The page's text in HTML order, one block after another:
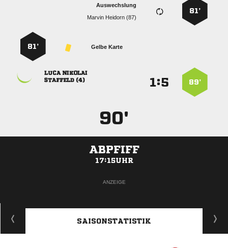
81’
Auswechslung
  
Gelbe Karte
81’
89’
:
 
 
90'
ABPFIFF
17:15UHR
ANZEIGE
SAISONSTATISTIK